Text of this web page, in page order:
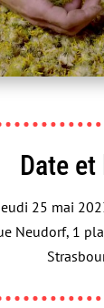
Les Docs du
quête des
Date et
25 mai
Neudorf, 1